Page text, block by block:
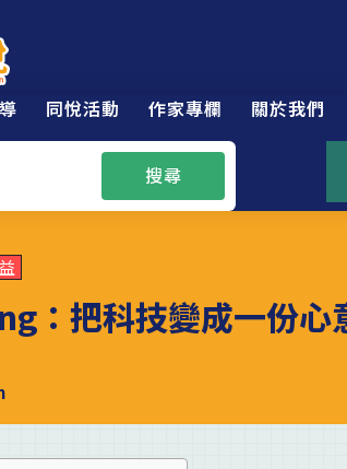
同悅活動 作家專欄 關於我們
搜尋
：把科技變成一份心